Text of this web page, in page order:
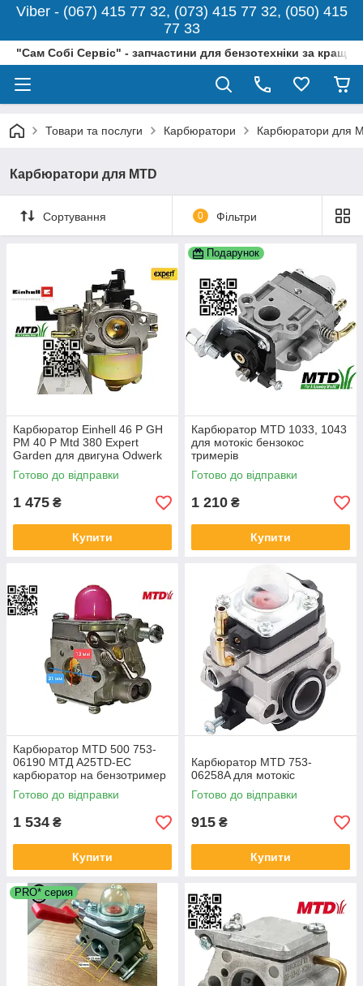
Viber - (067) 415 77 32, (073) 415 77 32, (050) 415
77 33
"Сам Собі Сервіс" - запчастини для бензотехніки за
Товари та послуги Карбюратори Карбюратори для
Карбюратори для MTD
Сортування 0 Фільтри
Карбюратор Einhell 46 P GH
PM 40 P Mtd 380 Expert
Garden для двигуна Odwerk
1P65FUA 1P65M0 1P65FU
OHV 751-10309 951-10309
Готово до відправки
1 475 ₴
Купити
Подарунок
Карбюратор MTD 1033, 1043
для мотокіс бензокос
тримерів
Готово до відправки
1 210 ₴
Купити
Карбюратор MTD 500 753-
06190 МТД A25TD-EC
карбюратор на бензотример
МТД А25ТД-ЕС Walbro WT-
973
Готово до відправки
1 534 ₴
Купити
Карбюратор MTD 753-
06258A для мотокіс
Готово до відправки
915 ₴
Купити
PRO* серия